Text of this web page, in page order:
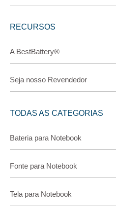
RECURSOS
A BestBattery®
Seja nosso Revendedor
TODAS AS CATEGORIAS
Bateria para Notebook
Fonte para Notebook
Tela para Notebook